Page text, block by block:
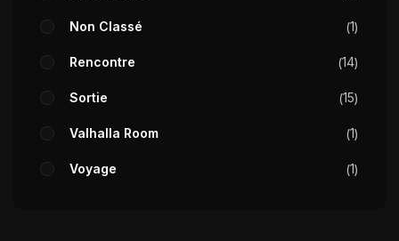
Non Classé 1
Rencontre 14
Sortie 15
Valhalla Room 1
Voyage 1